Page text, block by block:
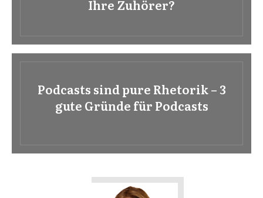
Ihre Zuhörer?
Podcasts sind pure Rhetorik – 3
gute Gründe für Podcasts